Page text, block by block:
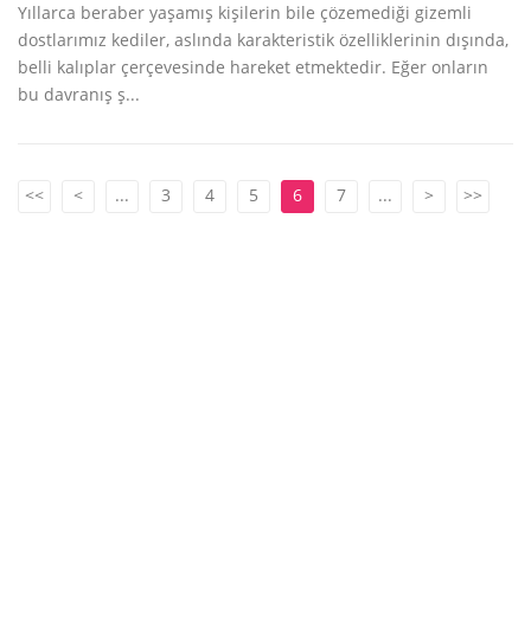
Yıllarca beraber yaşamış kişilerin bile çözemediği gizemli
dostlarımız kediler, aslında karakteristik özelliklerinin dışında,
belli kalıplar çerçevesinde hareket etmektedir. Eğer onların
bu davranış ş...
<< < ... 3 4 5 6 7 ... > >>